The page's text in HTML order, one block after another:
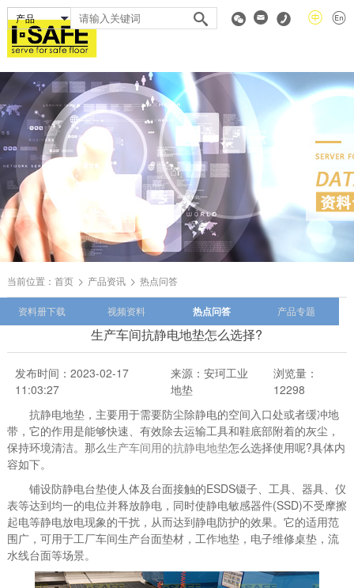
当前位置： 首页 产品资讯 热点问答
资料册下载 视频资料 热点问答 产品专题
生产车间抗静电地垫怎么选择?
发布时间：2023-02-17
11:03:27
来源：安珂工业
地垫
浏览量：
12298
抗静电地垫，主要用于需要防尘除静电的空间入口处或者缓冲地
带，它的作用是能够快速、有效除去运输工具和鞋底部附着的灰尘，
保持环境清洁。那么生产车间用的抗静电地垫怎么选择使用呢?具体内
容如下。
铺设防静电台垫使人体及台面接触的ESDS镊子、工具、器具、仪
表等达到均一的电位并释放静电，同时使静电敏感器件(SSD)不受摩擦
起电等静电放电现象的干扰，从而达到静电防护的效果。它的适用范
围广，可用于工厂车间生产台面垫材，工作地垫，电子维修桌垫，流
水线台面等场景。